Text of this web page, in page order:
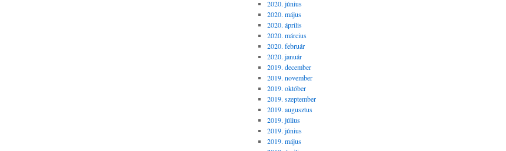
2020. június
2020. május
2020. április
2020. március
2020. február
2020. január
2019. december
2019. november
2019. október
2019. szeptember
2019. augusztus
2019. július
2019. június
2019. május